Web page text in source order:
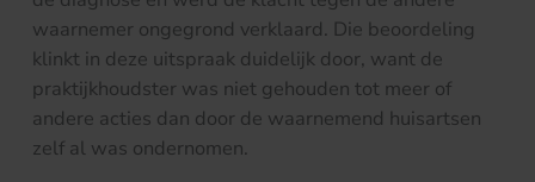
waarnemer ongegrond verklaard. Die beoordeling
klinkt in deze uitspraak duidelijk door, want de
praktijkhoudster was niet gehouden tot meer of
andere acties dan door de waarnemend huisartsen
zelf al was ondernomen.